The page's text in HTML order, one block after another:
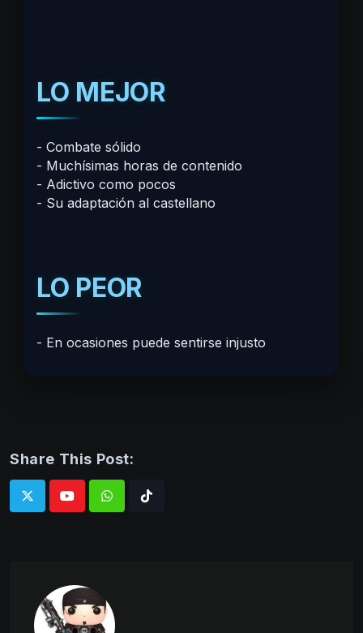
LO MEJOR
Combate sólido
Muchísimas horas de contenido
Adictivo como pocos
Su adaptación al castellano
LO PEOR
En ocasiones puede sentirse injusto
Share This Post:
WhatsappTiktok